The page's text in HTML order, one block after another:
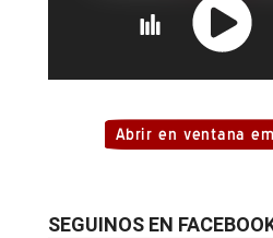
SEGUINOS EN